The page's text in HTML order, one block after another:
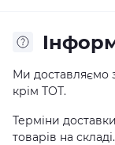
Ми доставляємо
крім ТОТ.
Терміни
товарів на